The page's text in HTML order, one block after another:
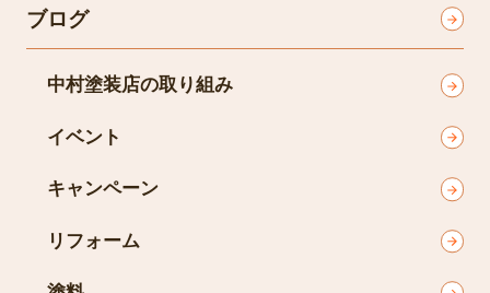
ブログ
中村塗装店の取り組み
イベント
キャンペーン
リフォーム